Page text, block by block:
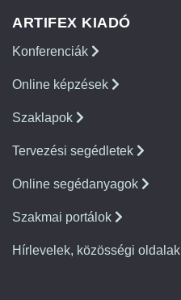
ARTIFEX KIADÓ
Konferenciák
Online képzések
Szaklapok
Tervezési segédletek
Online segédanyagok
Szakmai portálok
Hírlevelek, közösségi oldalak